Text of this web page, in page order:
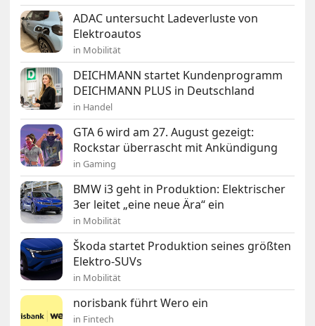
ADAC untersucht Ladeverluste von
Elektroautos
in Mobilität
DEICHMANN startet Kundenprogramm
DEICHMANN PLUS in Deutschland
in Handel
GTA 6 wird am 27. August gezeigt:
Rockstar überrascht mit Ankündigung
in Gaming
BMW i3 geht in Produktion: Elektrischer
3er leitet „eine neue Ära“ ein
in Mobilität
Škoda startet Produktion seines größten
Elektro-SUVs
in Mobilität
norisbank führt Wero ein
in Fintech